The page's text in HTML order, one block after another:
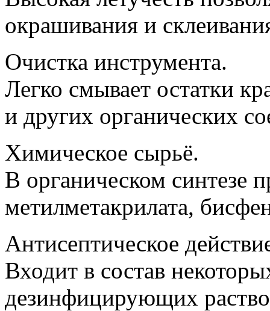
окрашивания и
Очистка инструмента.
Легко смывает остатки
и других органических
Химическое сырьё.
В органическом синтезе
метилметакрилата,
Антисептическое
Входит в состав
дезинфицирующих